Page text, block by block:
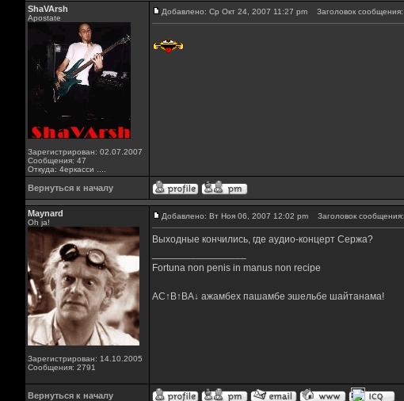
ShaVArsh
Apostate
Зарегистрирован: 02.07.2007
Сообщения: 47
Откуда: 4еркасси ....
Добавлено: Ср Окт 24, 2007 11:27 pm Заголовок сообщения:
Вернуться к началу
Maynard
Oh ja!
Зарегистрирован: 14.10.2005
Сообщения: 2791
Добавлено: Вт Ноя 06, 2007 12:02 pm Заголовок сообщения:
Выходные кончились, где аудио-концерт Сержа?
Fortuna non penis in manus non recipe
AC↑B↑BA↓ ажамбех пашамбе эшельбе шайтанама!
Вернуться к началу